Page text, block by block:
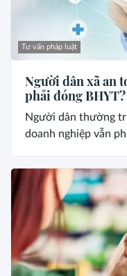
Tư vấn pháp luật
Người dân xã an
phải đóng BHYT?
Người dân thường
doanh nghiệp vẫn